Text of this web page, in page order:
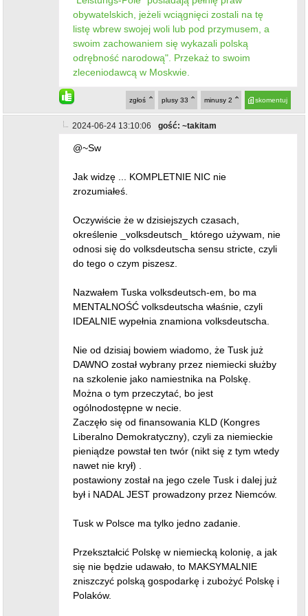
obywatelskich, jeżeli wciągnięci zostali na tę
listę wbrew swojej woli lub pod przymusem, a
swoim zachowaniem się wykazali polską
odrębność narodową". Przekaż to swoim
zleceniodawcą w Moskwie.
skomentuj
minusy 2
plusy 33
zgłoś
2024-06-24 13:10:06 gość: ~takitam
@~Sw
Jak widzę ... KOMPLETNIE NIC nie
zrozumiałeś.
Oczywiście że w dzisiejszych czasach,
określenie _volksdeutsch_ którego używam, nie
odnosi się do volksdeutscha sensu stricte, czyli
do tego o czym piszesz.
Nazwałem Tuska volksdeutsch-em, bo ma
MENTALNOŚĆ volksdeutscha właśnie, czyli
IDEALNIE wypełnia znamiona volksdeutscha.
Nie od dzisiaj bowiem wiadomo, że Tusk już
DAWNO został wybrany przez niemiecki służby
na szkolenie jako namiestnika na Polskę.
Można o tym przeczytać, bo jest
ogólnodostępne w necie.
Zaczęło się od finansowania KLD (Kongres
Liberalno Demokratyczny), czyli za niemieckie
pieniądze powstał ten twór (nikt się z tym wtedy
nawet nie krył) .
postawiony został na jego czele Tusk i dalej już
był i NADAL JEST prowadzony przez Niemców.
Tusk w Polsce ma tylko jedno zadanie.
Przekształcić Polskę w niemiecką kolonię, a jak
się nie będzie udawało, to MAKSYMALNIE
zniszczyć polską gospodarkę i zubożyć Polskę i
Polaków.